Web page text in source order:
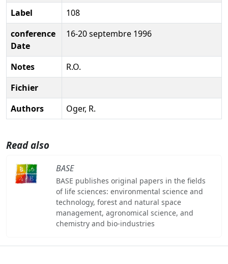
Label
108
conference
Date
16-20 septembre 1996
Notes
R.O.
Fichier
Authors
Oger, R.
Read also
BASE
BASE publishes original papers in the fields
of life sciences: environmental science and
technology, forest and natural space
management, agronomical science, and
chemistry and bio-industries